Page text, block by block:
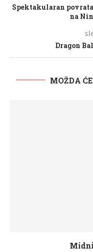
Spektakularan
na
Dragon
MOŽDA